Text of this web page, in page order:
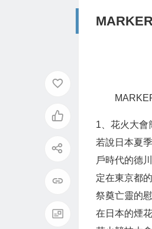
1、花火大會
若說日本夏
戶時代的德
定在東京都
祭奠亡靈的慰
在日本的煙